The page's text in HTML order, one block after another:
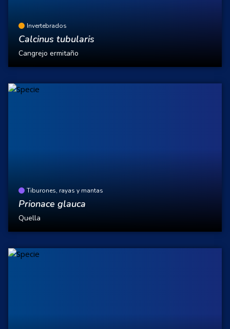
Invertebrados
Calcinus tubularis
Cangrejo ermitaño
Tiburones, rayas y mantas
Prionace glauca
Quella